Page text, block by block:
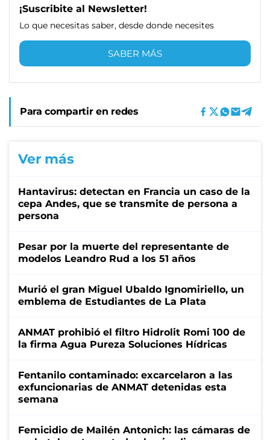
¡Suscribite al Newsletter!
Lo que necesitas saber, desde donde necesites
SABER MÁS
Para compartir en redes
Ver más
Hantavirus: detectan en Francia un caso de la
cepa Andes, que se transmite de persona a
persona
Pesar por la muerte del representante de
modelos Leandro Rud a los 51 años
Murió el gran Miguel Ubaldo Ignomiriello, un
emblema de Estudiantes de La Plata
ANMAT prohibió el filtro Hidrolit Romi 100 de
la firma Agua Pureza Soluciones Hídricas
Fentanilo contaminado: excarcelaron a las
exfuncionarias de ANMAT detenidas esta
semana
Femicidio de Mailén Antonich: las cámaras de